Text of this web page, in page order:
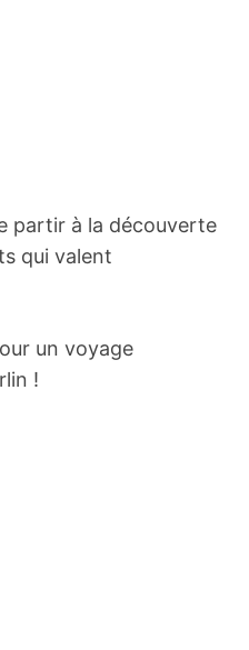
partir à la découverte
qui valent
un voyage
!